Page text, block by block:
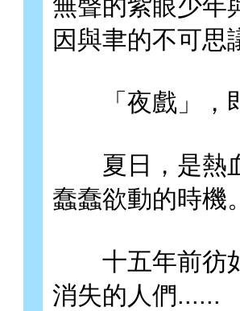
無聲的紫眼少年
因與聿的不可思
「夜戲」，
夏日，是熱血
蠢蠢欲動的時機
十五年前彷如
消失的人們......